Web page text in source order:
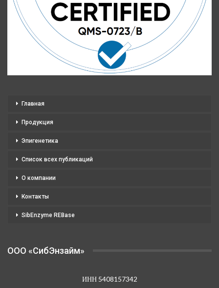
Главная
Продукция
Эпигенетика
Список всех публикаций
О компании
Контакты
SibEnzyme REBase
OOO «СибЭнзайм»
ИНН 5408157342